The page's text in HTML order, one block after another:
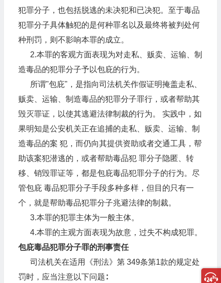
犯罪分子，也包括脱逃的未决犯和已决犯。至于毒品
犯罪分子具体触犯的是何种罪名以及最终将被判处何
种刑罚，则不影响本罪的成立。
2.本罪的客观方面表现为对走私、贩卖、运输、制
造毒品的犯罪分子予以包庇的行为。
所谓"包庇"，是指向司法机关作假证明掩盖走私、
贩卖、运输、制造毒品的犯罪分子罪行，或者帮助其
毁灭罪证，以使其逃避法律制裁的行为。 实践中，如
果明知是公安机关正在追捕的走私、贩卖、运输、制
造毒品的案 犯，而仍向其提供资助或者交通工具，帮
助该案犯潜逃的，或者帮助毒品犯 罪分子隐匿、转
移、销毁罪证等，都是包庇毒品犯罪分子的行为。尽
管包庇 毒品犯罪分子手段多种多样，但目的只有一
个，就是帮助毒品犯罪分子兆避法律的制裁。
3.本罪的犯罪主体为一般主体。
4.本罪的主观方面表现为故意，过失不构成犯罪。
包庇毒品犯罪分子罪的刑事责任
司法机关在适用《刑法》第 349条第1款的规定处
罚时，应当注意以下问题∶